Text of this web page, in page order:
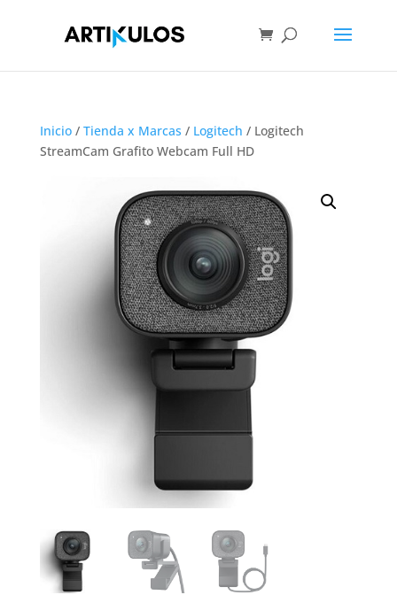
Inicio/ Tienda x Marcas / Logitech / Logitech
StreamCam Grafito Webcam Full HD